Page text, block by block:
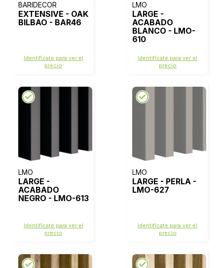
BARIDECOR
EXTENSIVE - OAK
BILBAO - BAR46
Identifícate para ver el
precio
LMO
LARGE -
ACABADO
BLANCO - LMO-
610
Identifícate para ver el
precio
LMO
LARGE -
ACABADO
NEGRO - LMO-613
Identifícate para ver el
precio
LMO
LARGE - PERLA -
LMO-627
Identifícate para ver el
precio